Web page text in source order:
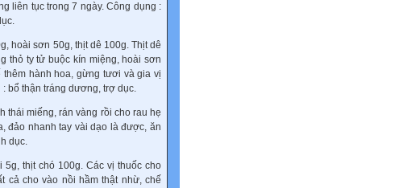
liên tục trong 7 ngày. Công dụng :
hoài sơn 50g, thịt dê 100g. Thịt dê
thỏ ty tử buộc kín miệng, hoài sơn
hành hoa, gừng tươi và gia vị
bổ thận tráng dương, trợ dục.
thái miếng, rán vàng rồi cho rau hẹ
đảo nhanh tay vài dạo là được, ăn
dục.
thịt chó 100g. Các vị thuốc cho
cả cho vào nồi hầm thật nhừ, chế